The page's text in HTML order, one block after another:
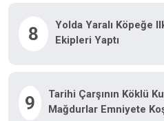
8
Yolda Yaralı Köpeğe
Ekipleri Yaptı
9
Tarihi Çarşının Köklü
Mağdurlar Emniyete